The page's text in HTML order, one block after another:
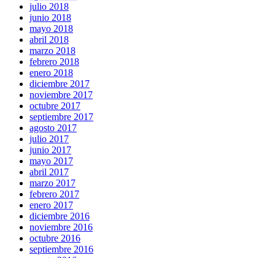
julio 2018
junio 2018
mayo 2018
abril 2018
marzo 2018
febrero 2018
enero 2018
diciembre 2017
noviembre 2017
octubre 2017
septiembre 2017
agosto 2017
julio 2017
junio 2017
mayo 2017
abril 2017
marzo 2017
febrero 2017
enero 2017
diciembre 2016
noviembre 2016
octubre 2016
septiembre 2016